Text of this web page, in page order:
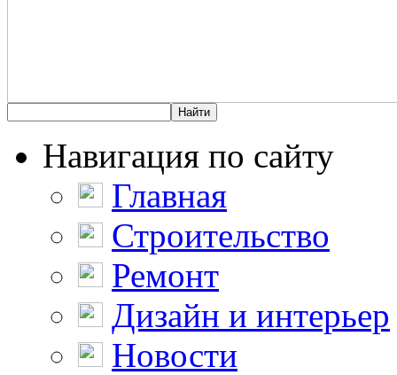
Навигация по сайту
Главная
Строительство
Ремонт
Дизайн и интерьер
Новости